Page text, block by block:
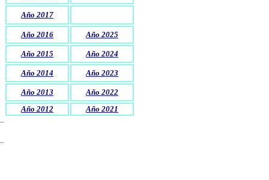
Año 2017
Año 2016 Año 2025
Año 2015 Año 2024
Año 2014 Año 2023
Año 2013
Año 2022
Año 2012
Año 2021